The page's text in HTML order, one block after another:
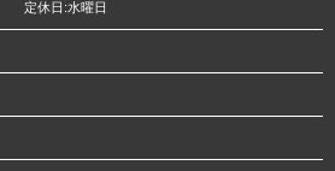
定休日:水曜日